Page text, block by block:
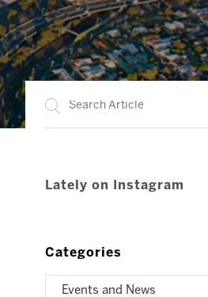
Lately on Instagram
Categories
Events and News